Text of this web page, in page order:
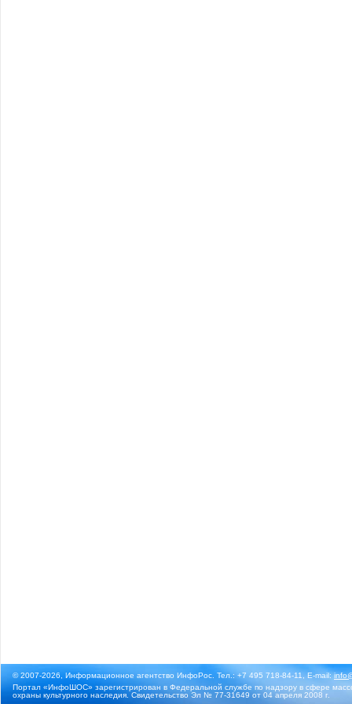
© 2007-2026, Информационное агентство ИнфоРос. Тел.: +7 495 718-84-11, E-mail:
Портал «ИнфоШОС» зарегистрирован в Федеральной службе по надзору в сфере
охраны культурного наследия. Свидетельство Эл № 77-31649 от 04 апреля 2008 г.